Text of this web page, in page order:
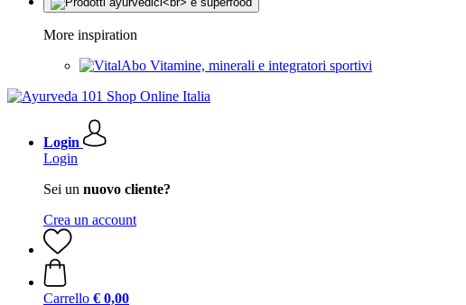
More inspiration
Vitamine, minerali e integratori sportivi
Login
Login
Sei un nuovo cliente?
Crea un account
Carrello € 0,00